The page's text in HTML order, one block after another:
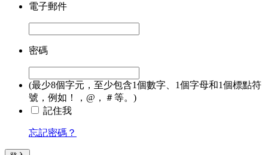
電子郵件
密碼
(最少8個字元，至少包含1個數字、1個字母和1個標點符
號，例如！，@，＃等。)
記住我
忘記密碼？